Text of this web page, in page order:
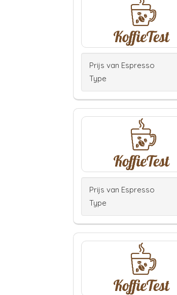
Prijs van Espresso
Type
Prijs van Espresso
Type